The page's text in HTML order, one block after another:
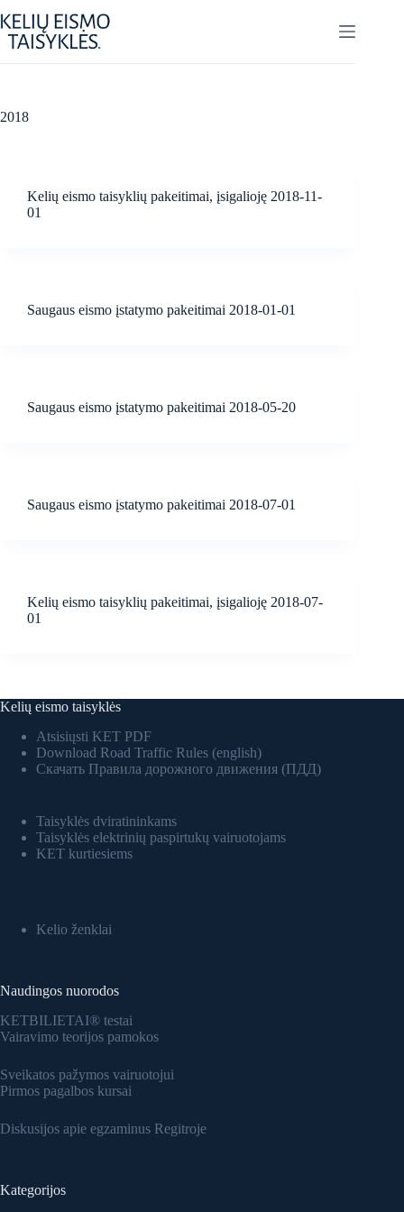
to
content
2018
Kelių eismo taisyklių pakeitimai, įsigalioję 2018-11-
01
Saugaus eismo įstatymo pakeitimai 2018-01-01
Saugaus eismo įstatymo pakeitimai 2018-05-20
Saugaus eismo įstatymo pakeitimai 2018-07-01
Kelių eismo taisyklių pakeitimai, įsigalioję 2018-07-
01
Kelių eismo taisyklės
Atsisiųsti KET PDF
Download Road Traffic Rules (english)
Скачать Правила дорожного движения (ПДД)
Taisyklės dviratininkams
Taisyklės elektrinių paspirtukų vairuotojams
KET kurtiesiems
Kelio ženklai
Naudingos nuorodos
KETBILIETAI® testai
Vairavimo teorijos pamokos
Sveikatos pažymos vairuotojui
Pirmos pagalbos kursai
Diskusijos apie egzaminus Regitroje
Kategorijos